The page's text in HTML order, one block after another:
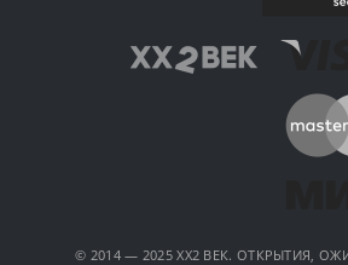
© 2014 — 2025 XX2 ВЕК. ОТКРЫТИЯ,